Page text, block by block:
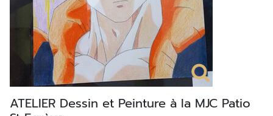
ATELIER Dessin et Peinture à la MJC Patio